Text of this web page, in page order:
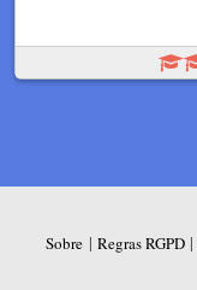
Sobre | Regras RGPD|